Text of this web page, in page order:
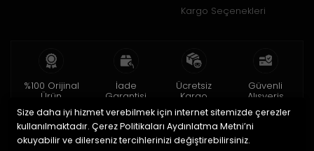
Kargo Seçenekleri
%100 Orijinal
Ürün
2 yıl garanti
İade
Garantisi
15 gün içinde
iade
Ücretsiz
Kargo
150 TL ve üzeri
Güvenli
Alışveriş
256bit SSL ile
Size daha iyi hizmet verebilmek için internet sitemizde çerezler
kullanılmaktadır. Çerez Politikaları Aydınlatma Metni’ni
okuyabilir ve dilerseniz tercihlerinizi değiştirebilirsiniz.